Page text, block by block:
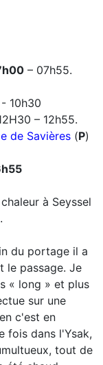
– 07h55.
10h30
– 12h55.
de Savières (P)
à Seyssel
du portage il a
le passage. Je
« long » et plus
sur une
c'est en
fois dans l'Ysak,
tout de